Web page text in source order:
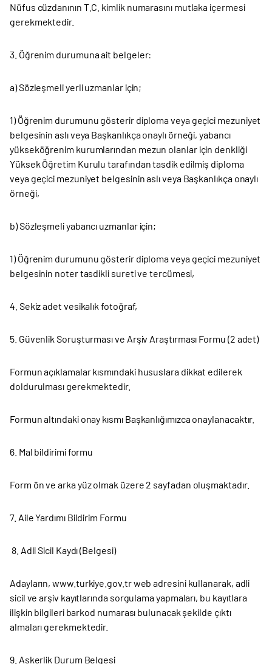
Nüfus cüzdanının T.C. kimlik numarasını mutlaka içermesi
gerekmektedir.
3. Öğrenim durumuna ait belgeler:
a) Sözleşmeli yerli uzmanlar için;
1) Öğrenim durumunu gösterir diploma veya geçici mezuniyet
belgesinin aslı veya Başkanlıkça onaylı örneği, yabancı
yükseköğrenim kurumlarından mezun olanlar için denkliği
Yüksek Öğretim Kurulu tarafından tasdik edilmiş diploma
veya geçici mezuniyet belgesinin aslı veya Başkanlıkça onaylı
örneği,
b) Sözleşmeli yabancı uzmanlar için;
1) Öğrenim durumunu gösterir diploma veya geçici mezuniyet
belgesinin noter tasdikli sureti ve tercümesi,
4. Sekiz adet vesikalık fotoğraf,
5. Güvenlik Soruşturması ve Arşiv Araştırması Formu (2 adet)
Formun açıklamalar kısmındaki hususlara dikkat edilerek
doldurulması gerekmektedir.
Formun altındaki onay kısmı Başkanlığımızca onaylanacaktır.
6. Mal bildirimi formu
Form ön ve arka yüz olmak üzere 2 sayfadan oluşmaktadır.
7. Aile Yardımı Bildirim Formu
8. Adli Sicil Kaydı (Belgesi)
Adayların, www.turkiye.gov.tr web adresini kullanarak, adli
sicil ve arşiv kayıtlarında sorgulama yapmaları, bu kayıtlara
ilişkin bilgileri barkod numarası bulunacak şekilde çıktı
almaları gerekmektedir.
9. Askerlik Durum Belgesi